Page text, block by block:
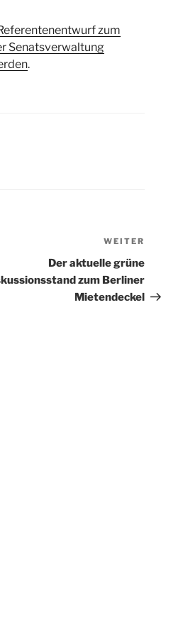
zum
Senatsverwaltung
.
Beitrag
WEITER
Der aktuelle grüne
zum Berliner
Mietendeckel